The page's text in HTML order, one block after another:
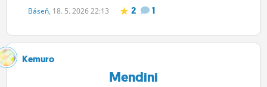
Báseň, 18. 5. 2026 22:13 2 1
Kemuro
Mendini